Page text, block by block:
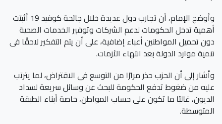
وأوضح الإمام، أن تجارب دول عديدة خلال جائحة كوفيد 19 أثبتت
أهمية تدخل الحكومات لدعم الشركات وتوفير الخدمات الصحية
دون تحميل المواطنين أعباء إضافية، على أن يتم التفكير لاحقًا فى
تنمية موارد الدولة بعد انتهاء الأزمات.
وأشار إلى أن الحزب حذر مرارًا من التوسع فى الاقتراض، لما يترتب
عليه من ضغوط تدفع الحكومة للبحث عن وسائل سريعة لسداد
الديون، غالبًا ما تكون على حساب المواطن، خاصة أبناء الطبقة
المتوسطة.